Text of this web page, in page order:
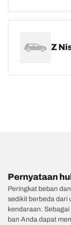
Z
Pernyataan
Peringkat beban
sedikit berbeda dari
kendaraan.
ban Anda dapat